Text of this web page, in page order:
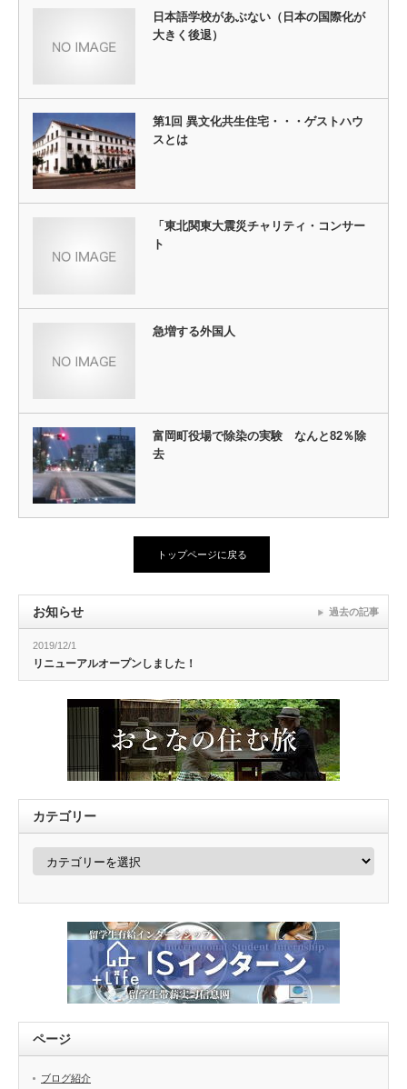
日本語学校があぶない（日本の国際化が
大きく後退）
第1回 異文化共生住宅・・・ゲストハウ
スとは
「東北関東大震災チャリティ・コンサー
ト
急増する外国人
富岡町役場で除染の実験 なんと82％除
去
トップページに戻る
お知らせ
2019/12/1
リニューアルオープンしました！
過去の記事
カテゴリー
カ
ー
ページ
ブログ紹介